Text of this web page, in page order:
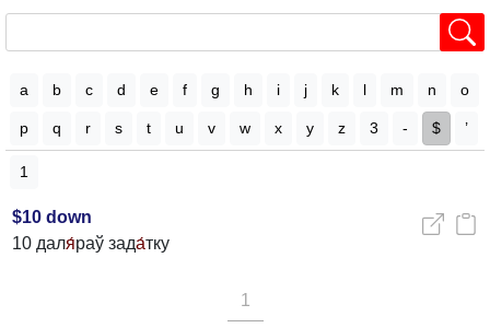
a b c d e f g h i j k l m n o
p q r s t u v w x y z 3 - $ ’
1
$10 down
10 даля́раў зада́тку
1